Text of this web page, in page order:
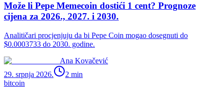
Može li Pepe Memecoin dostići 1 cent? Prognoze
cijena za 2026., 2027. i 2030.
Analitičari procjenjuju da bi Pepe Coin mogao dosegnuti do
$0.0003733 do 2030. godine.
Ana Kovačević
29. srpnja 2026.
2 min
bitcoin